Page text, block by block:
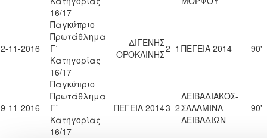
16/17
11-2016
Παγκύπριο
Πρωτάθλημα
Γ΄
Κατηγορίας
16/17
ΔΙΓΕΝΗΣ
ΟΡΟΚΛΙΝΗΣ2 1 ΠΕΓΕΙΑ 2014 90'
11-2016
Παγκύπριο
Πρωτάθλημα
Γ΄
Κατηγορίας
16/17
ΠΕΓΕΙΑ 20143 2
ΛΕΙΒΑΔΙΑΚΟΣ-
ΣΑΛΑΜΙΝΑ
ΛΕΙΒΑΔΙΩΝ
90'